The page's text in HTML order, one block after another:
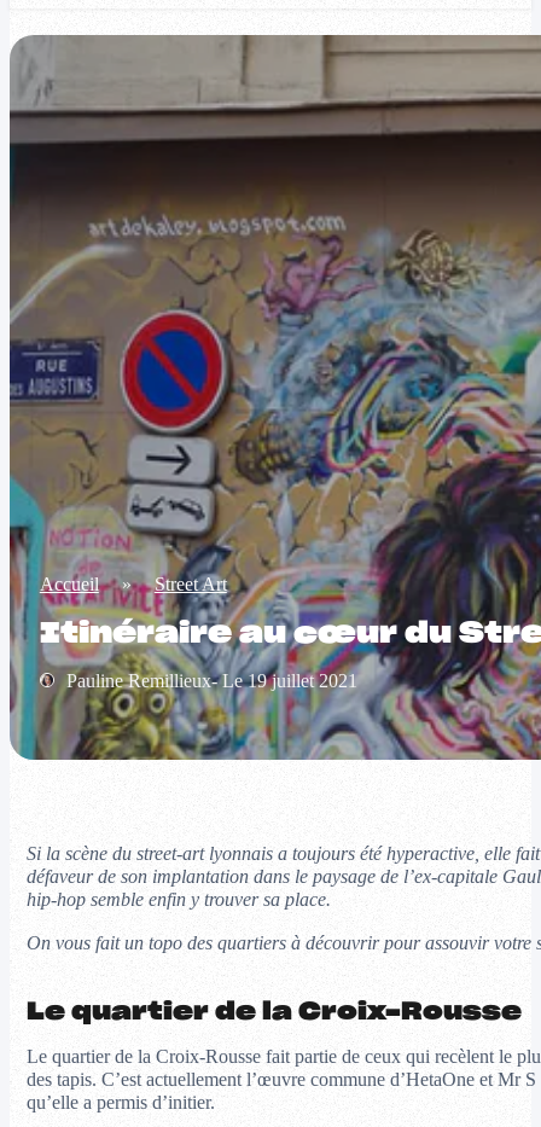
Accueil » Street Art
Itinéraire au cœur du
Pauline Remillieux- Le 19 juillet 2021
Si la scène du street-art lyonnais a toujours été hyperactive, elle
défaveur de son implantation dans le paysage de l’ex-capitale
hip-hop semble enfin y trouver sa place.
On vous fait un topo des quartiers à découvrir pour assouvir votre
Le quartier de la Croix-Rousse
Le quartier de la Croix-Rousse fait partie de ceux qui recèlent le
des tapis. C’est actuellement l’œuvre commune d’HetaOne et Mr
qu’elle a permis d’initier.